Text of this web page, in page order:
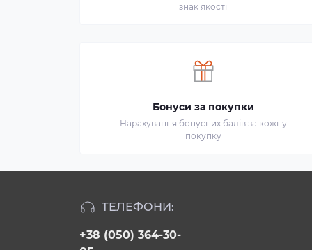
знак якості
Бонуси за покупки
Нарахування бонусних балів за кожну
покупку
ТЕЛЕФОНИ:
+38 (050) 364-30-